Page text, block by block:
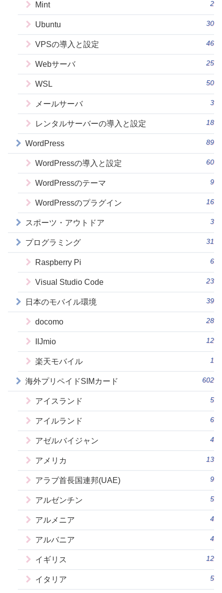
Mint 2
Ubuntu 30
VPSの導入と設定 46
Webサーバ 25
WSL 50
メールサーバ 3
レンタルサーバーの導入と設定 18
WordPress 89
WordPressの導入と設定 60
WordPressのテーマ 9
WordPressのプラグイン 16
スポーツ・アウトドア 3
プログラミング 31
Raspberry Pi 6
Visual Studio Code 23
日本のモバイル環境 39
docomo 28
IIJmio 12
楽天モバイル 1
海外プリペイドSIMカード 602
アイスランド 5
アイルランド 6
アゼルバイジャン 4
アメリカ 13
アラブ首長国連邦(UAE) 9
アルゼンチン 5
アルメニア 4
アルバニア 4
イギリス 12
イタリア 5